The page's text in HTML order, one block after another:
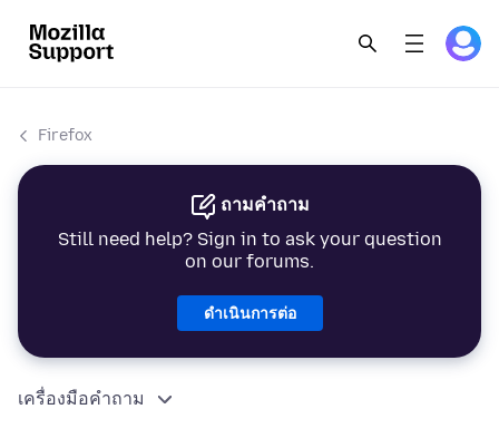
Firefox
ถามคำถาม
Still need help? Sign in to ask your question
on our forums.
ดำเนินการต่อ
เครื่องมือคำถาม